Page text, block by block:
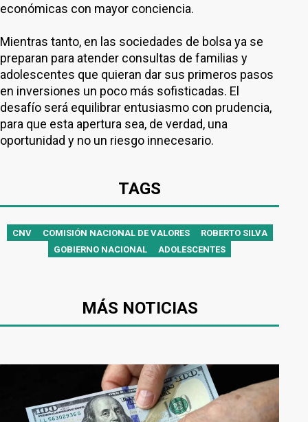
económicas con mayor conciencia.
Mientras tanto, en las sociedades de bolsa ya se
preparan para atender consultas de familias y
adolescentes que quieran dar sus primeros pasos
en inversiones un poco más sofisticadas. El
desafío será equilibrar entusiasmo con prudencia,
para que esta apertura sea, de verdad, una
oportunidad y no un riesgo innecesario.
TAGS
CNV COMISIÓN NACIONAL DE VALORES
ROBERTO SILVA
GOBIERNO NACIONAL
ADOLESCENTES
MÁS NOTICIAS